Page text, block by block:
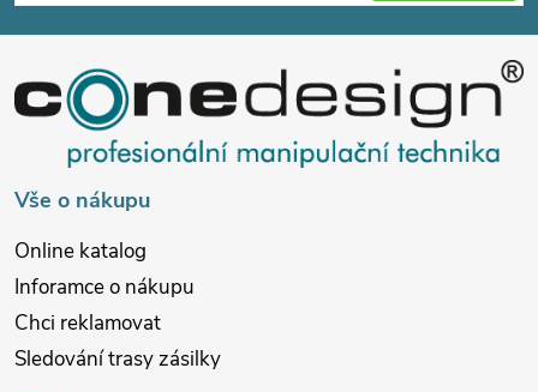
p
a
Vše o nákupu
Online katalog
Inforamce o nákupu
Chci reklamovat
Sledování trasy zásilky